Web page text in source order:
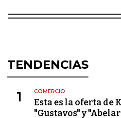
TENDENCIAS
1 COMERCIO
Esta es la oferta de
"Gustavos" y